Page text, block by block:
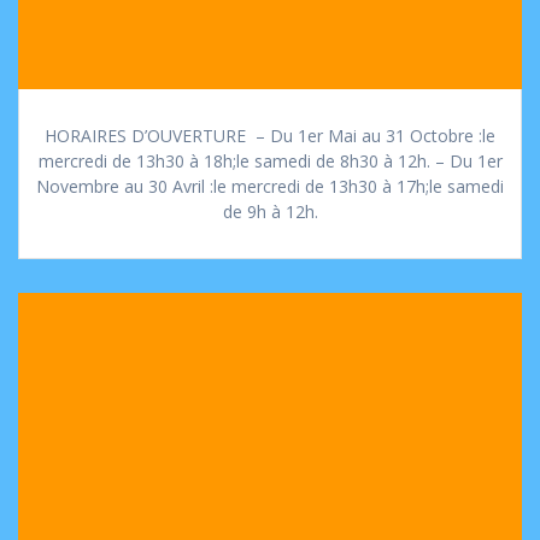
HORAIRES D’OUVERTURE – Du 1er Mai au 31 Octobre :le
mercredi de 13h30 à 18h;le samedi de 8h30 à 12h. – Du 1er
Novembre au 30 Avril :le mercredi de 13h30 à 17h;le samedi
de 9h à 12h.